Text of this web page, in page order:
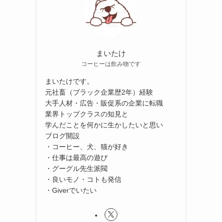
まいたけ
コーヒーは飲み物です
まいたけです。
元社畜（ブラック企業歴2年）経験
大手人材・広告・販促系の企業に転職
業界トップクラスの知見と
学んだことを何かに生かしたいと思い
ブログ開設
・コーヒー、犬、猫が好き
・仕事は最高の遊び
・グーグル先生派閥
・良いモノ・コトも発信
・Giverでいたい